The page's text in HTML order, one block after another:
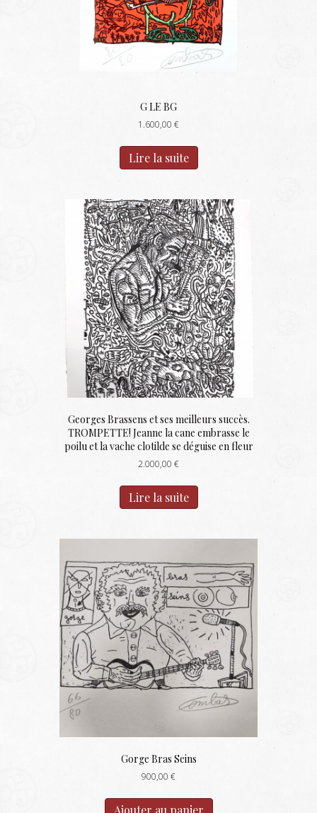
G LE BG
1.600,00 €
Lire la suite
Georges Brassens et ses meilleurs succès.
TROMPETTE! Jeanne la cane embrasse le
poilu et la vache clotilde se déguise en fleur
2.000,00 €
Lire la suite
Gorge Bras Seins
900,00 €
Ajouter au panier